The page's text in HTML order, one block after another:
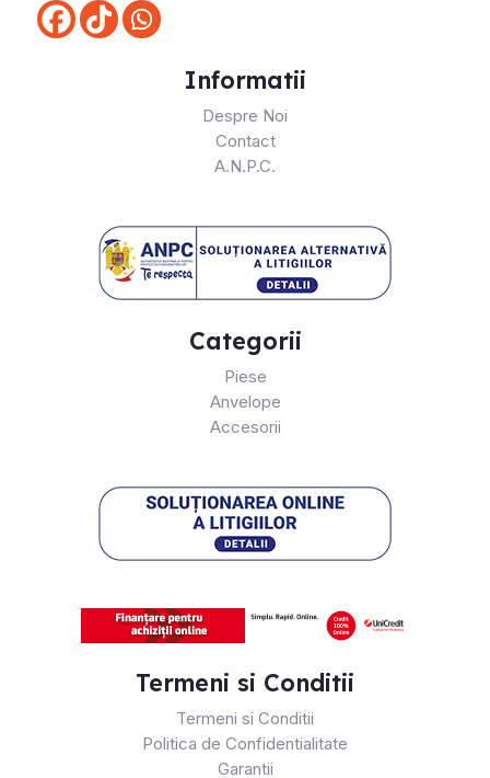
Informatii
Despre Noi
Contact
A.N.P.C.
Categorii
Piese
Anvelope
Accesorii
Termeni si Conditii
Termeni si Conditii
Politica de Confidentialitate
Garantii